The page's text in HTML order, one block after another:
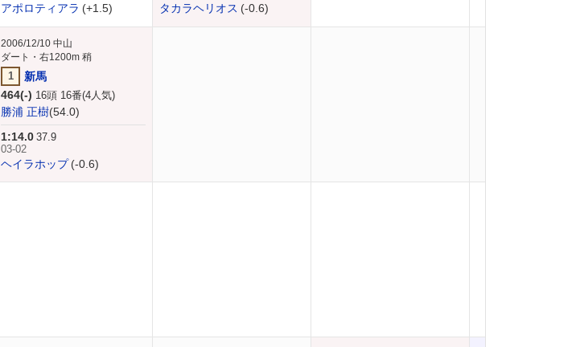
アポロティアラ (+1.5) タカラヘリオス (-0.6)
2006/12/10 中山
ダート・右1200m 稍
1
新馬
464(-) 16頭 16番(4人気)
勝浦 正樹(54.0)
1:14.0 37.9
03-02
ヘイラホップ (-0.6)